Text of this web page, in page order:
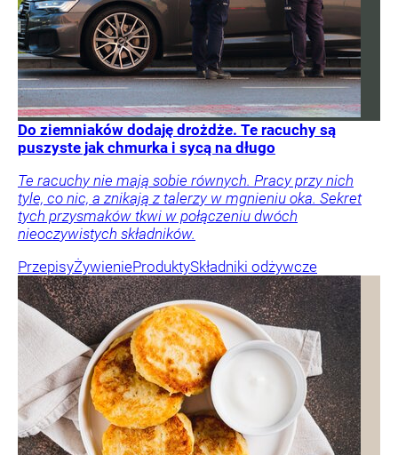
Do ziemniaków dodaję drożdże. Te racuchy są
puszyste jak chmurka i sycą na długo
Te racuchy nie mają sobie równych. Pracy przy nich
tyle, co nic, a znikają z talerzy w mgnieniu oka. Sekret
tych przysmaków tkwi w połączeniu dwóch
nieoczywistych składników.
PrzepisyŻywienieProduktySkładniki odżywcze